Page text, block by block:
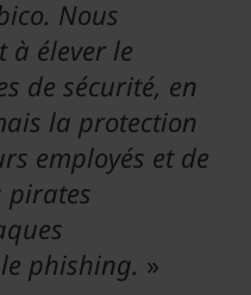
Nous
à élever le
de sécurité, en
la protection
employés et de
pirates
phishing. »